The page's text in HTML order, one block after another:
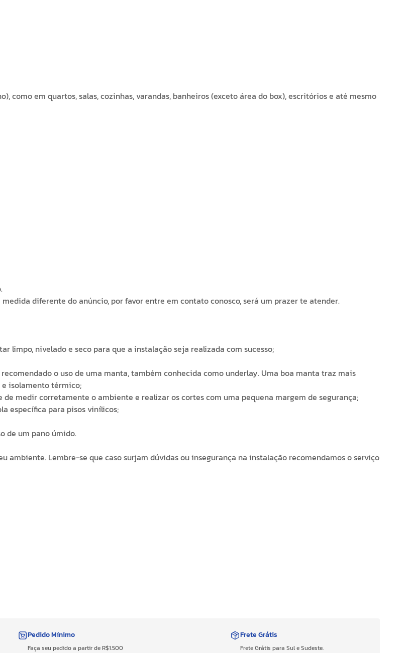
como em quartos, salas, cozinhas, varandas, banheiros (exceto área do box), escritórios e até mesmo
diferente do anúncio, por favor entre em contato conosco, será um prazer te atender.
limpo, nivelado e seco para que a instalação seja realizada com sucesso;
o uso de uma manta, também conhecida como underlay. Uma boa manta traz mais
isolamento térmico;
medir corretamente o ambiente e realizar os cortes com uma pequena margem de segurança;
específica para pisos vinílicos;
de um pano úmido.
ambiente. Lembre-se que caso surjam dúvidas ou insegurança na instalação recomendamos o serviço
Pedido Mínimo
Faça seu pedido a partir de R$1.500
Frete Grátis
Frete Grátis para Sul e Sudeste.